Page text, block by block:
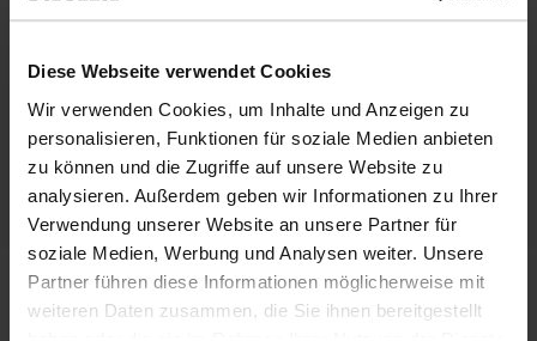
Diese Webseite verwendet Cookies
Wir verwenden Cookies, um Inhalte und Anzeigen zu
personalisieren, Funktionen für soziale Medien anbieten
zu können und die Zugriffe auf unsere Website zu
analysieren. Außerdem geben wir Informationen zu Ihrer
Verwendung unserer Website an unsere Partner für
soziale Medien, Werbung und Analysen weiter. Unsere
Partner führen diese Informationen möglicherweise mit
weiteren Daten zusammen, die Sie ihnen bereitgestellt
Beigefarbene Veloursleder-Stiefel
mit Absatz
Schwarze Lederstiefel